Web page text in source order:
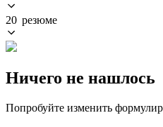
20 резюме
Ничего не нашлось
Попробуйте изменить